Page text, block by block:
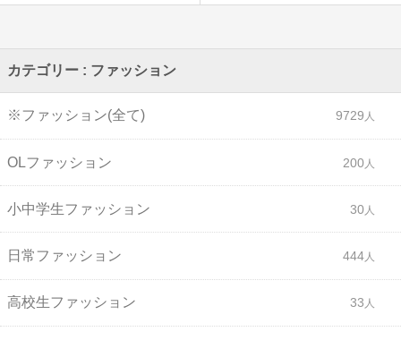
カテゴリー : ファッション
※ファッション(全て) 9729
OLファッション 200
小中学生ファッション 30
日常ファッション 444
高校生ファッション 33